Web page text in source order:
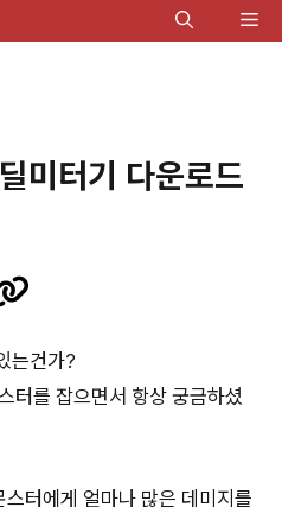
메
미터기 다운로드
는건가?
터를 잡으면서 항상 궁금하셨
터에게 얼마나 많은 데미지를